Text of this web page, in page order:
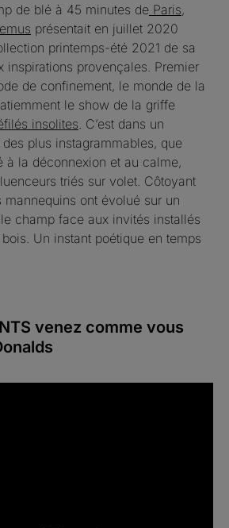
de blé à 45 minutes de Paris,
présentait en juillet 2020
printemps-été 2021 de sa
inspirations provençales. Premier
de confinement, le monde de la
le show de la griffe
insolites . C’est dans un
plus instagrammables, que
à la déconnexion et au calme,
triés sur volet. Côtoyant
mannequins ont évolué sur un
champ face aux invités installés
Un instant poétique en temps
venez comme vous